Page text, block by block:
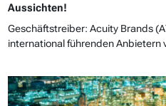
Aussichten!
Geschäftstreiber: Acuity Brands
international führenden Anbietern